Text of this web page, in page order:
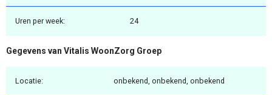
Uren per week: 24
Gegevens van Vitalis WoonZorg Groep
Locatie: onbekend, onbekend, onbekend